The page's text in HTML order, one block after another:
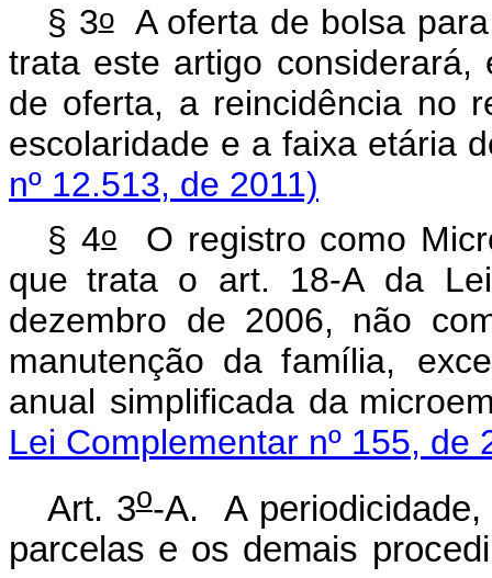
§ 3oA oferta de bolsa para
trata este artigo
de oferta, a reincidência no
escolaridade e a faixa etária
nº 12.513, de 2011)
§ 4o O registro como
que trata o art. 18-A da Lei
dezembro de 2006, não co
manutenção dafamília,
anual simplificada da microe
Lei Complementar nº 155, de
Art. 3o-A. A
parcelas e os demais